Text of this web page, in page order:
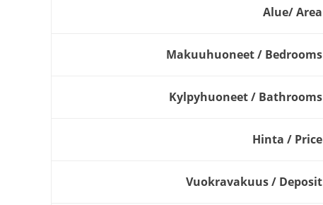
Alue/ Area
Makuuhuoneet / Bedrooms
Kylpyhuoneet / Bathrooms
Hinta / Price
Vuokravakuus / Deposit